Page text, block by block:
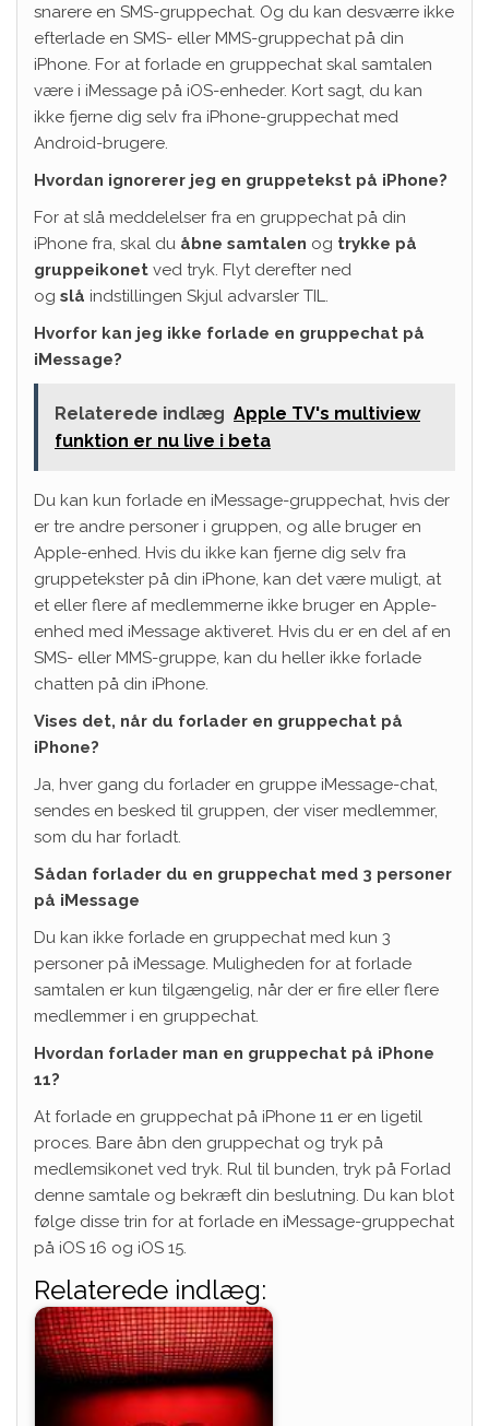
snarere en SMS-gruppechat. Og du kan desværre ikke
efterlade en SMS- eller MMS-gruppechat på din
iPhone. For at forlade en gruppechat skal samtalen
være i iMessage på iOS-enheder. Kort sagt, du kan
ikke fjerne dig selv fra iPhone-gruppechat med
Android-brugere.
Hvordan ignorerer jeg en gruppetekst på iPhone?
For at slå meddelelser fra en gruppechat på din
iPhone fra, skal du åbne samtalen og trykke på
gruppeikonet ved tryk. Flyt derefter ned
og slå indstillingen Skjul advarsler TIL.
Hvorfor kan jeg ikke forlade en gruppechat på
iMessage?
Relaterede indlæg Apple TV's multiview
funktion er nu live i beta
Du kan kun forlade en iMessage-gruppechat, hvis der
er tre andre personer i gruppen, og alle bruger en
Apple-enhed. Hvis du ikke kan fjerne dig selv fra
gruppetekster på din iPhone, kan det være muligt, at
et eller flere af medlemmerne ikke bruger en Apple-
enhed med iMessage aktiveret. Hvis du er en del af en
SMS- eller MMS-gruppe, kan du heller ikke forlade
chatten på din iPhone.
Vises det, når du forlader en gruppechat på
iPhone?
Ja, hver gang du forlader en gruppe iMessage-chat,
sendes en besked til gruppen, der viser medlemmer,
som du har forladt.
Sådan forlader du en gruppechat med 3 personer
på iMessage
Du kan ikke forlade en gruppechat med kun 3
personer på iMessage. Muligheden for at forlade
samtalen er kun tilgængelig, når der er fire eller flere
medlemmer i en gruppechat.
Hvordan forlader man en gruppechat på iPhone
11?
At forlade en gruppechat på iPhone 11 er en ligetil
proces. Bare åbn den gruppechat og tryk på
medlemsikonet ved tryk. Rul til bunden, tryk på Forlad
denne samtale og bekræft din beslutning. Du kan blot
følge disse trin for at forlade en iMessage-gruppechat
på iOS 16 og iOS 15.
Relaterede indlæg: